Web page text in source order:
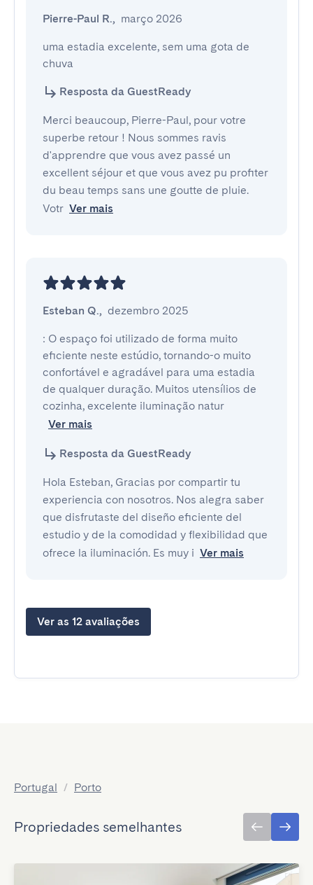
Pierre-Paul R., março 2026
uma estadia excelente, sem uma gota de
chuva
Resposta da GuestReady
Merci beaucoup, Pierre-Paul, pour votre
superbe retour ! Nous sommes ravis
d'apprendre que vous avez passé un
excellent séjour et que vous avez pu profiter
du beau temps sans une goutte de pluie.
Votr Ver mais
Esteban Q., dezembro 2025
: O espaço foi utilizado de forma muito
eficiente neste estúdio, tornando-o muito
confortável e agradável para uma estadia
de qualquer duração. Muitos utensílios de
cozinha, excelente iluminação natur
Ver mais
Resposta da GuestReady
Hola Esteban, Gracias por compartir tu
experiencia con nosotros. Nos alegra saber
que disfrutaste del diseño eficiente del
estudio y de la comodidad y flexibilidad que
ofrece la iluminación. Es muy i Ver mais
Ver as 12 avaliações
Portugal / Porto
Propriedades semelhantes